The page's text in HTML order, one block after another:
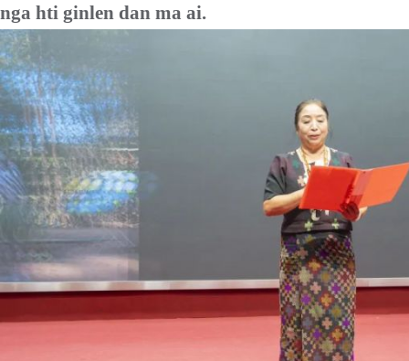
nga hti ginlen dan ma ai.